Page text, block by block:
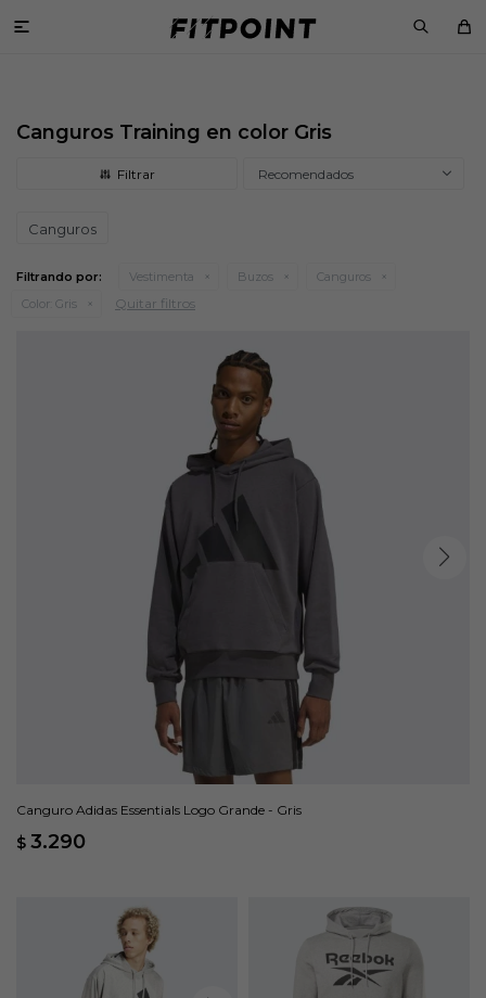

Canguros Training en color Gris
Recomendados
Canguros
Filtrando por: Vestimenta Buzos
Canguros
Color: Gris Quitar filtros
Canguro Adidas Essentials Logo Grande - Gris
$ 3.290